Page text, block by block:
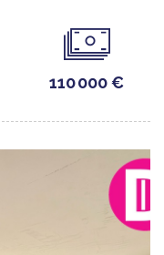
110 000 €